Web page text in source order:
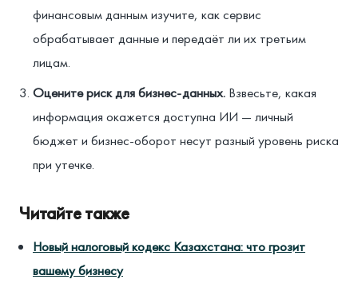
финансовым данным изучите, как сервис
обрабатывает данные и передаёт ли их третьим
лицам.
Оцените риск для бизнес-данных. Взвесьте, какая
информация окажется доступна ИИ — личный
бюджет и бизнес-оборот несут разный уровень риска
при утечке.
Читайте также
Новый налоговый кодекс Казахстана: что грозит
вашему бизнесу